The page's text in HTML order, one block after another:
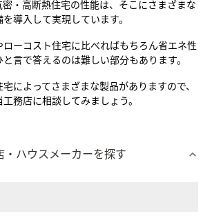
密・高断熱住宅の性能は、そこにさまざまな
を導入して実現しています。
ーコスト住宅に比べればもちろん省エネ性
言で答えるのは難しい部分もあります。
によってさまざまな製品がありますので、
務店に相談してみましょう。
・ハウスメーカーを探す